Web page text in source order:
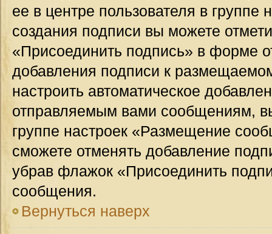
ее в центре пользователя в
создания подписи вы можете
«Присоединить подпись» в форме
добавления подписи к
настроить автоматическое
отправляемым вами сообщениям,
группе настроек «Размещение
сможете отменять добавление
убрав флажок «Присоединить
сообщения.
Вернуться наверх